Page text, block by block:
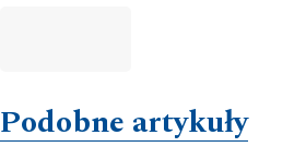
Podobne artykuły